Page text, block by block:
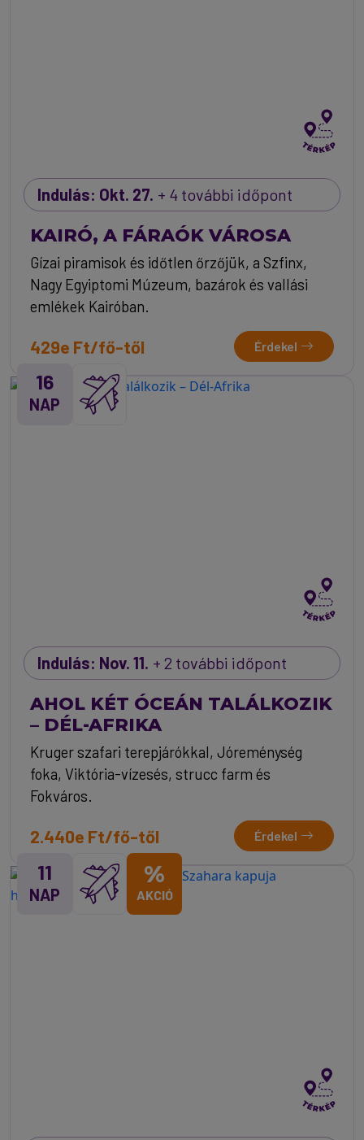
Indulás: Okt. 27. + 4 további időpont
KAIRÓ, A FÁRAÓK VÁROSA
Gízai piramisok és időtlen őrzőjük, a Szfinx,
Nagy Egyiptomi Múzeum, bazárok és vallási
emlékek Kairóban.
429e Ft/fő-től Érdekel
16
NAP
Indulás: Nov. 11. + 2 további időpont
AHOL KÉT ÓCEÁN TALÁLKOZIK
– DÉL-AFRIKA
Kruger szafari terepjárókkal, Jóreménység
foka, Viktória-vízesés, strucc farm és
Fokváros.
2.440e Ft/fő-től Érdekel
11
NAP
%
AKCIÓ